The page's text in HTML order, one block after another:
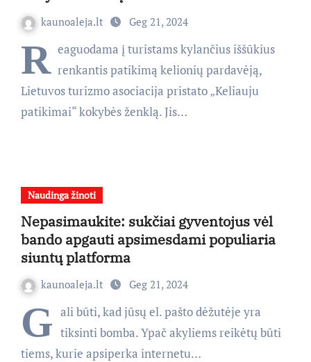
kaunoaleja.lt Geg 21, 2024
R eaguodama į turistams kylančius iššūkius
renkantis patikimą kelionių pardavėją,
Lietuvos turizmo asociacija pristato „Keliauju
patikimai“ kokybės ženklą. Jis…
Naudinga žinoti
Nepasimaukite: sukčiai gyventojus vėl
bando apgauti apsimesdami populiaria
siuntų platforma
kaunoaleja.lt Geg 21, 2024
G ali būti, kad jūsų el. pašto dėžutėje yra
tiksinti bomba. Ypač akyliems reikėtų būti
tiems, kurie apsiperka internetu…